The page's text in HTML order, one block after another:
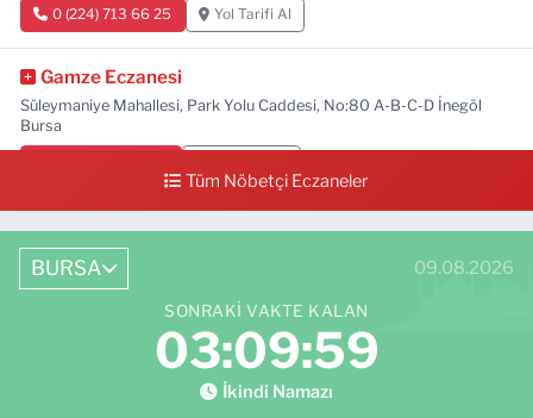
0 (224) 713 66 25 Yol Tarifi Al
Gamze Eczanesi
Süleymaniye Mahallesi, Park Yolu Caddesi, No:80 A-B-C-D İnegöl
Bursa
Tüm Nöbetçi Eczaneler
BURSA 09.08.2026
SONRAKI VAKTE KALAN
03:09:57
İkindi Namazı